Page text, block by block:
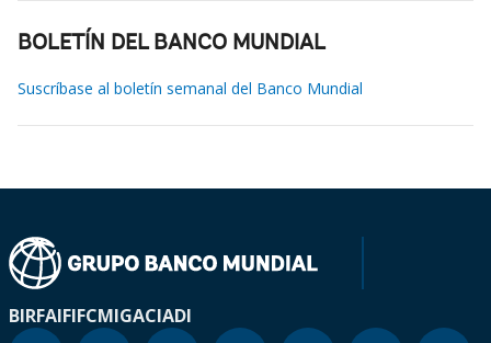
BOLETÍN DEL BANCO MUNDIAL
Suscríbase al boletín semanal del Banco Mundial
BIRFAIFIFCMIGACIADI